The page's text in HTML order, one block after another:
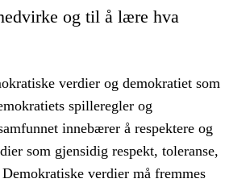
og til å lære hva
verdier og demokratiet som
spilleregler og
innebærer å respektere og
som gjensidig respekt, toleranse,
verdier må fremmes